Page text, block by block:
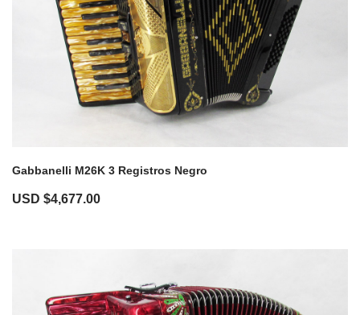
Gabbanelli M26K 3 Registros Negro
USD $4,677.00